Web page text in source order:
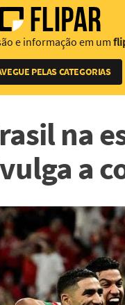
e informação em um
PELAS CATEGORIAS
na
a